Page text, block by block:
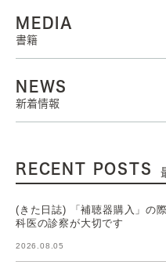
MEDIA
書籍
NEWS
新着情報
RECENT POSTS
(きた日誌) 「補聴器購入」
科医の診察が大切です
2026.08.05